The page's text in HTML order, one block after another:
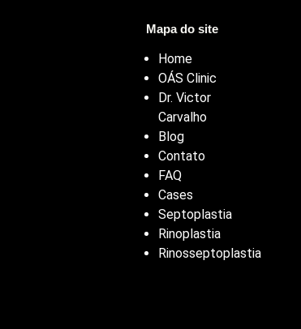
Mapa do site
Home
OÁS Clinic
Dr. Victor
Carvalho
Blog
Contato
FAQ
Cases
Septoplastia
Rinoplastia
Rinosseptoplastia